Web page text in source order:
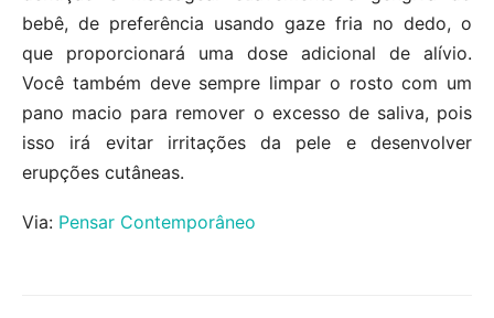
bebê, de preferência usando gaze fria no dedo, o
que proporcionará uma dose adicional de alívio.
Você também deve sempre limpar o rosto com um
pano macio para remover o excesso de saliva, pois
isso irá evitar irritações da pele e desenvolver
erupções cutâneas.
Via: Pensar Contemporâneo